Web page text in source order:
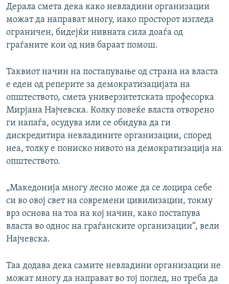
Дерала смета дека како невладини организации
можат да направат многу, иако просторот изгледа
ограничен, бидејќи нивната сила доаѓа од
граѓаните кои од нив бараат помош.
Таквиот начин на постапување од страна на власта
е еден од реперите за демократизацијата на
општеството, смета универзитетската професорка
Мирјана Најчевска. Колку повеќе власта отворено
ги напаѓа, осудува или се обидува да ги
дискредитира невладините организации, според
неа, толку е пониско нивото на демократизација на
општеството.
„Македонија многу лесно може да се лоцира себе
си во овој свет на современи цивилизации, токму
врз основа на тоа на кој начин, како постапува
власта во однос на граѓанските организации“, вели
Најчевска.
Таа додава дека самите невладини организации не
можат многу да направат во тој поглед, но треба да